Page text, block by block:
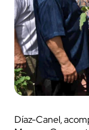
Díaz-Canel,